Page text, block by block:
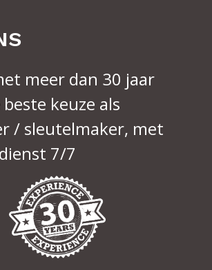
meer dan 30 jaar
keuze als
/ sleutelmaker, met
7/7